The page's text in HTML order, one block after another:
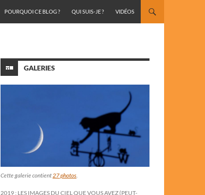
POURQUOI CE BLOG ?
QUI SUIS-JE ? VIDÉOS
GALERIES
Cette galerie contient27 photos.
2019 : LES IMAGES DU CIEL QUE VOUS AVEZ (PEUT-